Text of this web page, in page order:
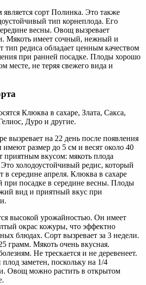
сорт Полинка. Это также
тип корнеплода. Его
весны. Овощ вызревает
Мякоть имеет сочный, нежный и
тип редиса обладает ценным качеством
при ранней посадке. Плоды хорошо
месте, не теряя свежего вида и
Клюква в сахаре, Злата, Сакса,
Дуро и другие.
вызревает на 22 день после появления
размер до 5 см и весят около 40
вкусом: мякоть плода
холодоустойчивый редис, который
в середине апреля. Клюква в сахаре
при посадке в середине весны. Плоды
вид и приятный вкус при
высокой урожайностью. Он имеет
окрас кожуры, что эффектно
блюдах. Сорт вызревает за 3 недели.
грамм. Мякоть очень вкусная.
Не трескается и не деревенеет.
заметен, поскольку на 1/4
Овощ можно растить в открытом